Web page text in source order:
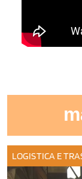
LOGISTICA E